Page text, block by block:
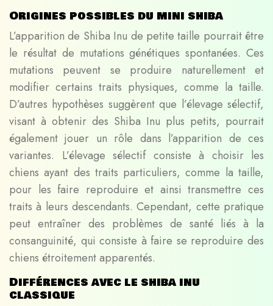
Origines possibles du mini shiba
L’apparition de Shiba Inu de petite taille pourrait être
le résultat de mutations génétiques spontanées. Ces
mutations peuvent se produire naturellement et
modifier certains traits physiques, comme la taille.
D’autres hypothèses suggèrent que l’élevage sélectif,
visant à obtenir des Shiba Inu plus petits, pourrait
également jouer un rôle dans l’apparition de ces
variantes. L’élevage sélectif consiste à choisir les
chiens ayant des traits particuliers, comme la taille,
pour les faire reproduire et ainsi transmettre ces
traits à leurs descendants. Cependant, cette pratique
peut entraîner des problèmes de santé liés à la
consanguinité, qui consiste à faire se reproduire des
chiens étroitement apparentés.
Différences avec le shiba inu
classique